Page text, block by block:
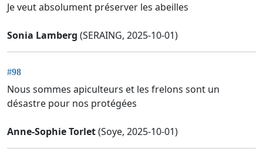
Je veut absolument préserver les abeilles
Sonia Lamberg (SERAING, 2025-10-01)
#98
Nous sommes apiculteurs et les frelons sont un
désastre pour nos protégées
Anne-Sophie Torlet(Soye, 2025-10-01)